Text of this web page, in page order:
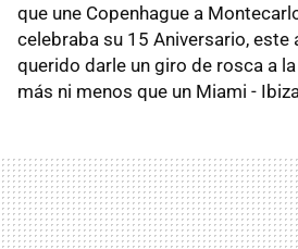
que une Copenhague a
celebraba su 15 Aniversario, este
querido darle un giro de rosca a
más ni menos que un Miami -